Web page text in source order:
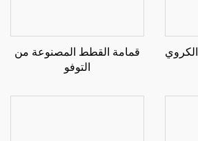
قمامة القطط المصنوعة من
التوفو